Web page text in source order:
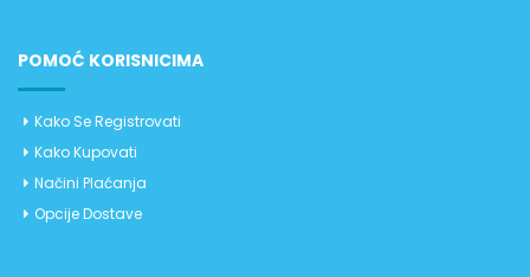
POMOĆ KORISNICIMA
Kako Se Registrovati
Kako Kupovati
Načini Plaćanja
Opcije Dostave